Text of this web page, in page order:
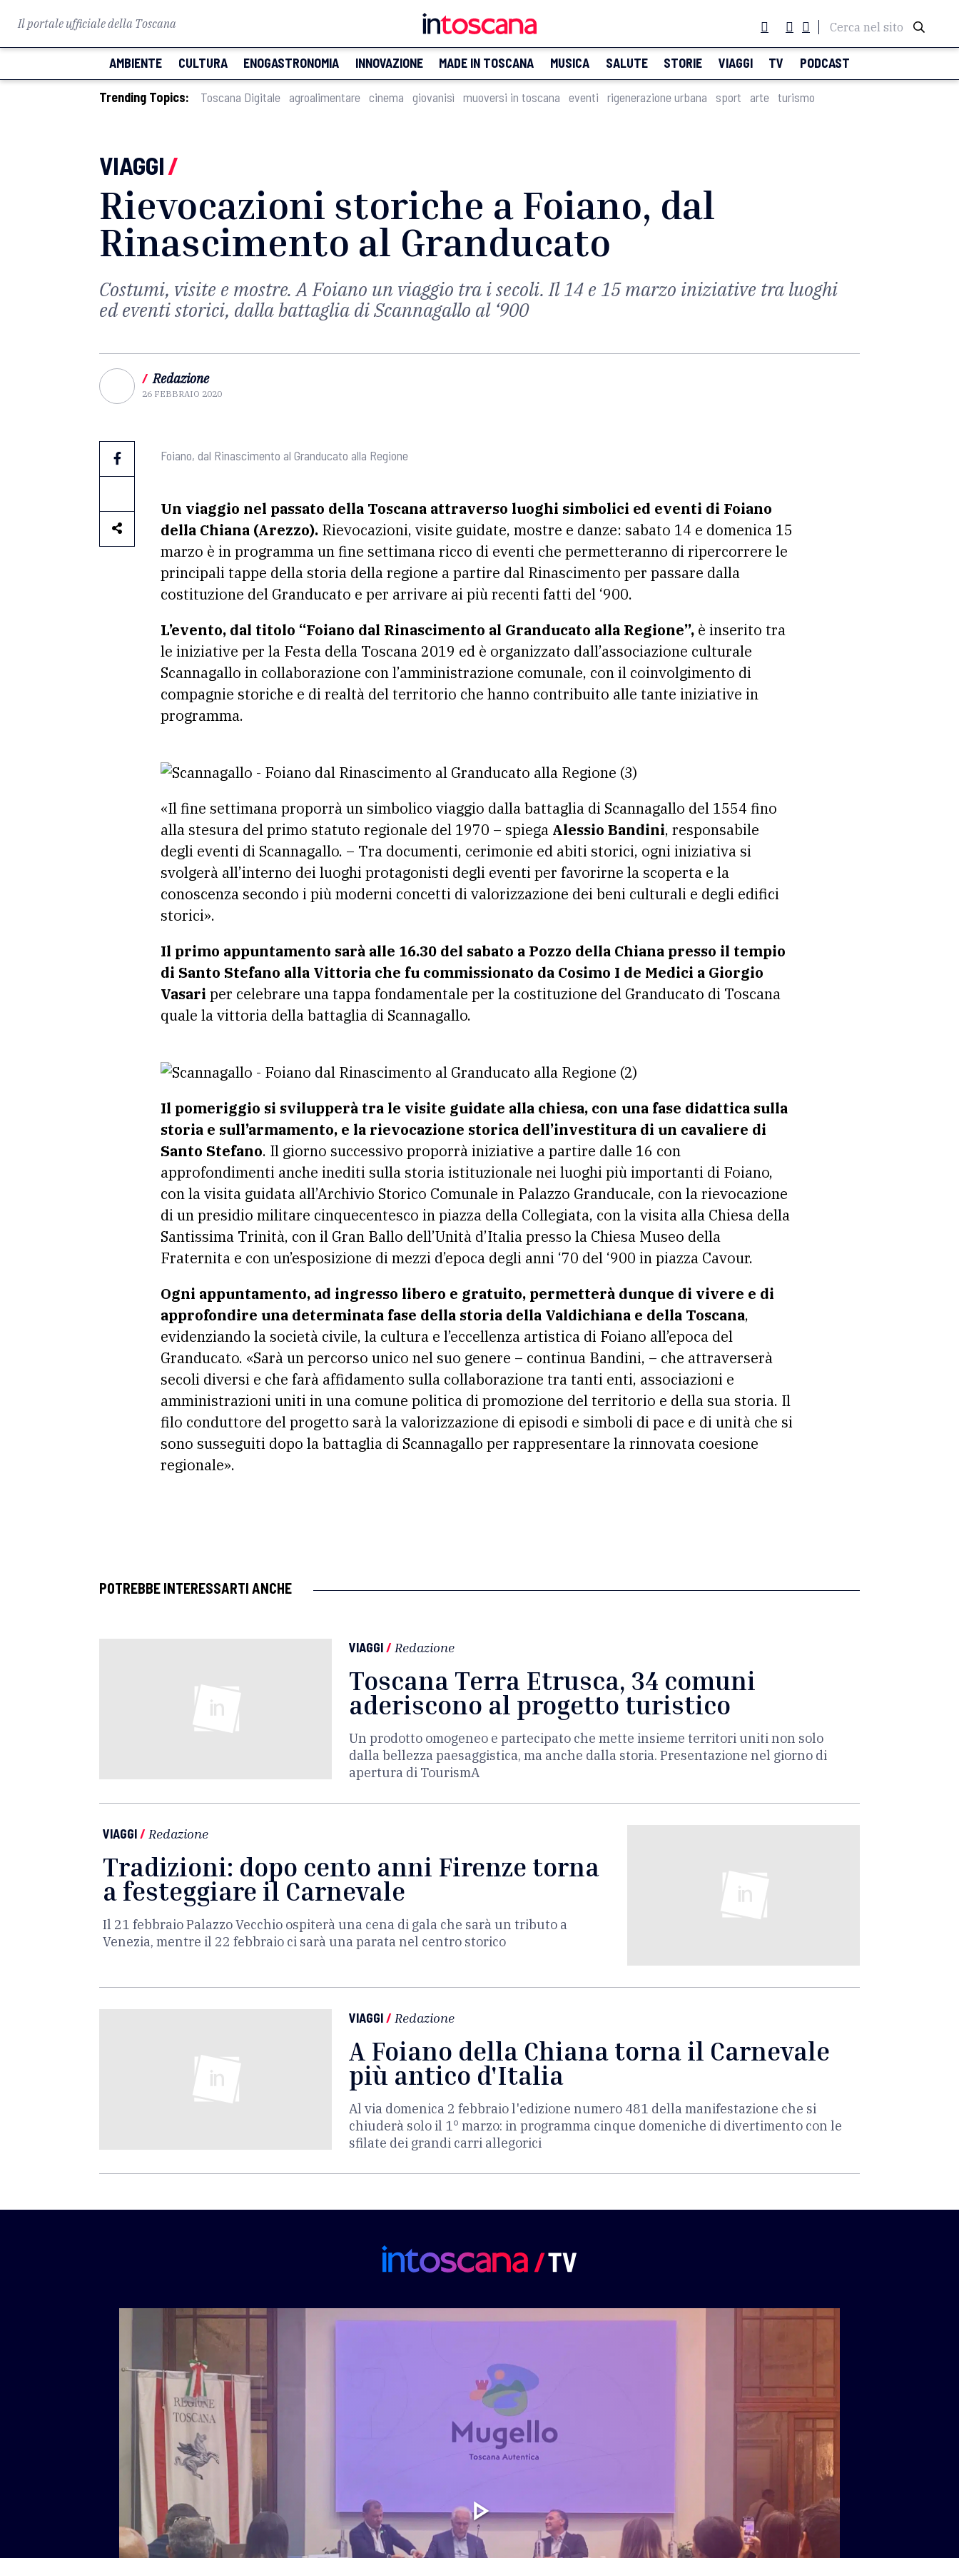
Il portale ufficiale della Toscana Cerca nel sito
AMBIENTE CULTURA ENOGASTRONOMIA INNOVAZIONE MADE IN TOSCANA MUSICA SALUTE STORIE VIAGGI TV PODCAST
Trending Topics: Toscana Digitale agroalimentare cinema giovanisì muoversi in toscana eventi rigenerazione urbana sport arte turismo
VIAGGI/
Rievocazioni storiche a Foiano, dal
Rinascimento al Granducato
Costumi, visite e mostre. A Foiano un viaggio tra i secoli. Il 14 e 15 marzo iniziative tra luoghi
ed eventi storici, dalla battaglia di Scannagallo al ‘900
/ Redazione
26 FEBBRAIO 2020
Foiano, dal Rinascimento al Granducato alla Regione
Un viaggio nel passato della Toscana attraverso luoghi simbolici ed eventi di Foiano
della Chiana (Arezzo). Rievocazioni, visite guidate, mostre e danze: sabato 14 e domenica 15
marzo è in programma un fine settimana ricco di eventi che permetteranno di ripercorrere le
principali tappe della storia della regione a partire dal Rinascimento per passare dalla
costituzione del Granducato e per arrivare ai più recenti fatti del ‘900.
L’evento, dal titolo “Foiano dal Rinascimento al Granducato alla Regione”, è inserito tra
le iniziative per la Festa della Toscana 2019 ed è organizzato dall’associazione culturale
Scannagallo in collaborazione con l’amministrazione comunale, con il coinvolgimento di
compagnie storiche e di realtà del territorio che hanno contribuito alle tante iniziative in
programma.
«Il fine settimana proporrà un simbolico viaggio dalla battaglia di Scannagallo del 1554 fino
alla stesura del primo statuto regionale del 1970 – spiega Alessio Bandini, responsabile
degli eventi di Scannagallo. – Tra documenti, cerimonie ed abiti storici, ogni iniziativa si
svolgerà all’interno dei luoghi protagonisti degli eventi per favorirne la scoperta e la
conoscenza secondo i più moderni concetti di valorizzazione dei beni culturali e degli edifici
storici».
Il primo appuntamento sarà alle 16.30 del sabato a Pozzo della Chiana presso il tempio
di Santo Stefano alla Vittoria che fu commissionato da Cosimo I de Medici a Giorgio
Vasari per celebrare una tappa fondamentale per la costituzione del Granducato di Toscana
quale la vittoria della battaglia di Scannagallo.
Il pomeriggio si svilupperà tra le visite guidate alla chiesa, con una fase didattica sulla
storia e sull’armamento, e la rievocazione storica dell’investitura di un cavaliere di
Santo Stefano. Il giorno successivo proporrà iniziative a partire dalle 16 con
approfondimenti anche inediti sulla storia istituzionale nei luoghi più importanti di Foiano,
con la visita guidata all’Archivio Storico Comunale in Palazzo Granducale, con la rievocazione
di un presidio militare cinquecentesco in piazza della Collegiata, con la visita alla Chiesa della
Santissima Trinità, con il Gran Ballo dell’Unità d’Italia presso la Chiesa Museo della
Fraternita e con un’esposizione di mezzi d’epoca degli anni ‘70 del ‘900 in piazza Cavour.
Ogni appuntamento, ad ingresso libero e gratuito, permetterà dunque di vivere e di
approfondire una determinata fase della storia della Valdichiana e della Toscana,
evidenziando la società civile, la cultura e l’eccellenza artistica di Foiano all’epoca del
Granducato. «Sarà un percorso unico nel suo genere – continua Bandini, – che attraverserà
secoli diversi e che farà affidamento sulla collaborazione tra tanti enti, associazioni e
amministrazioni uniti in una comune politica di promozione del territorio e della sua storia. Il
filo conduttore del progetto sarà la valorizzazione di episodi e simboli di pace e di unità che si
sono susseguiti dopo la battaglia di Scannagallo per rappresentare la rinnovata coesione
regionale».
POTREBBE INTERESSARTI ANCHE
VIAGGI/ Redazione
Toscana Terra Etrusca, 34 comuni
aderiscono al progetto turistico
Un prodotto omogeneo e partecipato che mette insieme territori uniti non solo
dalla bellezza paesaggistica, ma anche dalla storia. Presentazione nel giorno di
apertura di TourismA
VIAGGI/ Redazione
Tradizioni: dopo cento anni Firenze torna
a festeggiare il Carnevale
Il 21 febbraio Palazzo Vecchio ospiterà una cena di gala che sarà un tributo a
Venezia, mentre il 22 febbraio ci sarà una parata nel centro storico
VIAGGI/ Redazione
A Foiano della Chiana torna il Carnevale
più antico d'Italia
Al via domenica 2 febbraio l'edizione numero 481 della manifestazione che si
chiuderà solo il 1° marzo: in programma cinque domeniche di divertimento con le
sfilate dei grandi carri allegorici